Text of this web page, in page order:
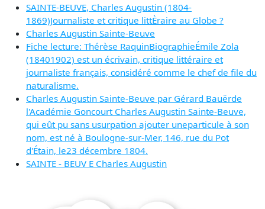
SAINTE-BEUVE, Charles Augustin (1804-
1869)Journaliste et critique littÈraire au Globe ?
Charles Augustin Sainte-Beuve
Fiche lecture: Thérèse RaquinBiographieÉmile Zola
(18401902) est un écrivain, critique littéraire et
journaliste français, considéré comme le chef de file du
naturalisme.
Charles Augustin Sainte-Beuve par Gérard Bauërde
l'Académie Goncourt Charles Augustin Sainte-Beuve,
qui eût pu sans usurpation ajouter uneparticule à son
nom, est né à Boulogne-sur-Mer, 146, rue du Pot
d'Étain, le23 décembre 1804.
SAINTE - BEUV E Charles Augustin